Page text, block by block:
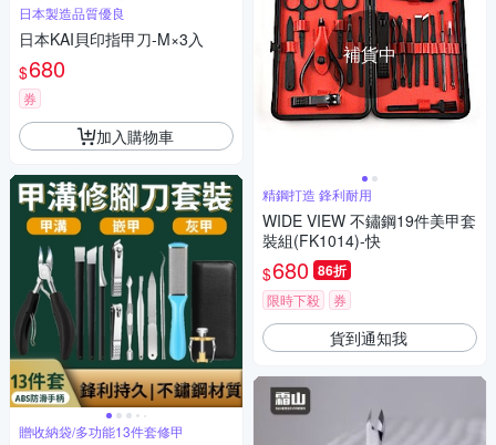
日本製造品質優良
日本KAI貝印指甲刀-M×3入
$680
券
加入購物車
贈收納袋/多功能13件套修甲
補貨中
精鋼打造 鋒利耐用
WIDE VIEW 不鏽鋼19件美甲套
裝組(FK1014)-快
$680 86折
限時下殺 券
貨到通知我